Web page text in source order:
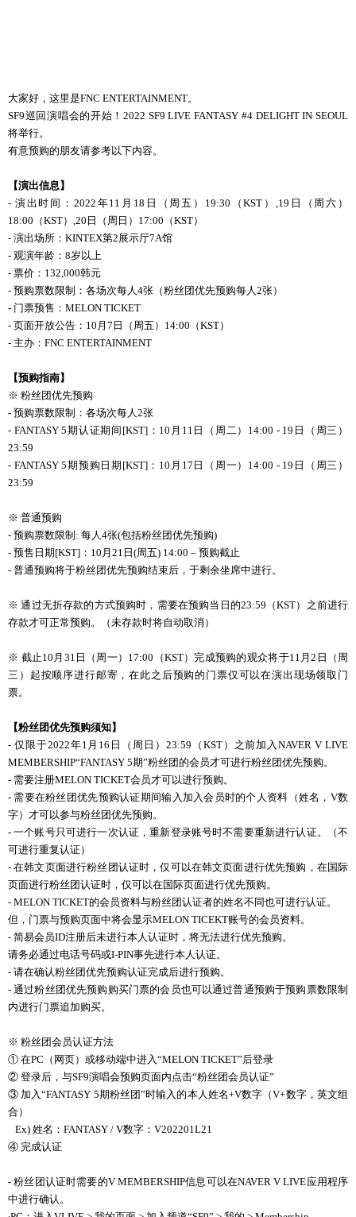
大家好，这里是FNC ENTERTAINMENT。
SF9巡回演唱会的开始！2022 SF9 LIVE FANTASY #4 DELIGHT IN SEOUL
将举行。
有意预购的朋友请参考以下内容。
【演出信息】
- 演出时间：2022年11月 18 日（周五） 19:30 （KST ）,19 日（周六）
18:00 （KST） ,20 日（周日） 17:00 （KST）
- 演出场所：KINTEX第2展示厅7A馆
- 观演年龄：8岁以上
- 票价：132,000韩元
- 预购票数限制：各场次每人4张（粉丝团优先预购每人2张）
- 门票预售：MELON TICKET
- 页面开放公告：10月7日（周五）14:00（KST）
- 主办：FNC ENTERTAINMENT
【预购指南】
※ 粉丝团优先预购
- 预购票数限制：各场次每人2张
- FANTASY 5期认证期 间 [KST]： 10月11日（周二）14:00 - 19日（周三）
23:59
- FANTASY 5期预购日期[KST]：10月17日（周一）14:00 - 19日（周三）
23:59
※ 普通预购
- 预购票数限制: 每人4张(包括粉丝团优先预购)
- 预售日期[KST]： 10 月 21 日 (周五) 14:00 – 预购截止
- 普通预购将于粉丝团优先预购结束后，于剩余坐席中进行。
※ 通过无折存款的方式预购时 ，需要在预购当 日的23:59（KST）之前进行
存款才可正常预购。（未存款时将自动取消）
※ 截止10 月 31 日（周一） 17:00 （KST）完成预购的观众将于11 月2 日（周
三）起按顺序进行邮寄，在此之后预购的 门票仅 可以在演出 现场领取 门
票。
【粉丝团优先预购须知】
- 仅限于2022年1月16日（周日）23:59（KST）之前加入NAVER V LIVE
MEMBERSHIP“FANTASY 5期”粉丝团的会员才可进行粉丝团优先预购。
- 需要注册MELON TICKET会员才可以进行预购。
- 需要在粉丝团优先预购认证期间输入加入会员时的个人资料（姓名，V数
字）才可以参与粉丝团优先预购。
- 一个账号只可进行一次认证，重新登录账号时不需要重新进行认证。（不
可进行重复认证）
-在韩文页面进行粉丝团认证时 ，仅 可以在韩文页面进行优先预购 ，在国际
页面进行粉丝团认证时 ， 仅可以在国际页面进行优先预购。
- MELON TICKET的会员资料与粉丝团认证者的姓名不同也可进行认证。
但，门票与预购页面中将会显示MELON TICEKT账号的会员资料。
- 简易会员ID注册后未进行本人认证时，将无法进行优先预购。
请务必通过电话号码或I-PIN事先进行本人认证。
- 请在确认粉丝团优先预购认证完成后进行预购。
- 通过粉丝团优先预购购买门票的会员也可以通过普通预购于预购票数限制
内进行门票追加购买。
※ 粉丝团会员认证方法
① 在PC （ 网页）或移动端中进入“MELON TICKET”后登录
② 登录后， 与SF9演唱会预购页面内点击“粉丝团会员认证”
③ 加入“FANTASY 5期粉丝团”时输入的本人姓名+V数字（V+数字，英文组
合）
Ex) 姓名： FANTASY / V数字： V202201L21
④ 完成认证
-粉丝团认证时需要的V MEMBERSHIP信息可以在NAVER V LIVE应用程序
中进行确认。